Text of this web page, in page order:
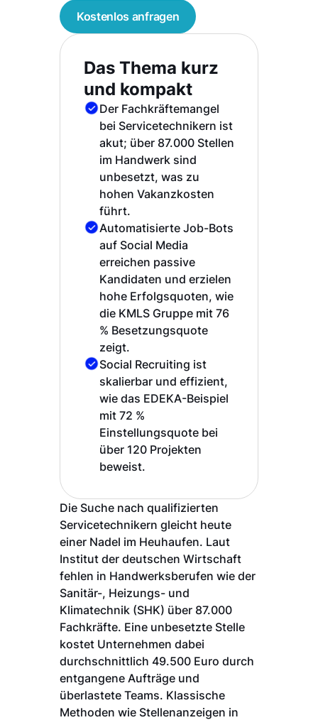
Kostenlos anfragen
Das Thema kurz
und kompakt
Der Fachkräftemangel
bei Servicetechnikern ist
akut; über 87.000 Stellen
im Handwerk sind
unbesetzt, was zu
hohen Vakanzkosten
führt.
Automatisierte Job-Bots
auf Social Media
erreichen passive
Kandidaten und erzielen
hohe Erfolgsquoten, wie
die KMLS Gruppe mit 76
% Besetzungsquote
zeigt.
Social Recruiting ist
skalierbar und effizient,
wie das EDEKA-Beispiel
mit 72 %
Einstellungsquote bei
über 120 Projekten
beweist.
Die Suche nach qualifizierten
Servicetechnikern gleicht heute
einer Nadel im Heuhaufen. Laut
Institut der deutschen Wirtschaft
fehlen in Handwerksberufen wie der
Sanitär-, Heizungs- und
Klimatechnik (SHK) über 87.000
Fachkräfte. Eine unbesetzte Stelle
kostet Unternehmen dabei
durchschnittlich 49.500 Euro durch
entgangene Aufträge und
überlastete Teams. Klassische
Methoden wie Stellenanzeigen in